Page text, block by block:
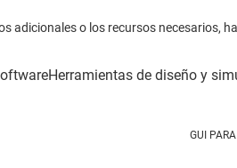
adicionales o los recursos necesarios,
GUI